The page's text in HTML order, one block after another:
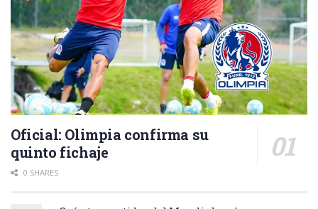
Oficial: Olimpia confirma su
quinto fichaje
0 SHARES